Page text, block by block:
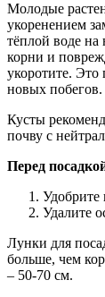
Молодые
укоренением
тёплой воде на
корни и
укоротите.
новых побегов.
Кусты
почву с
Перед
Удобрите
Удалите
Лунки для
больше, чем
– 50-70 см.